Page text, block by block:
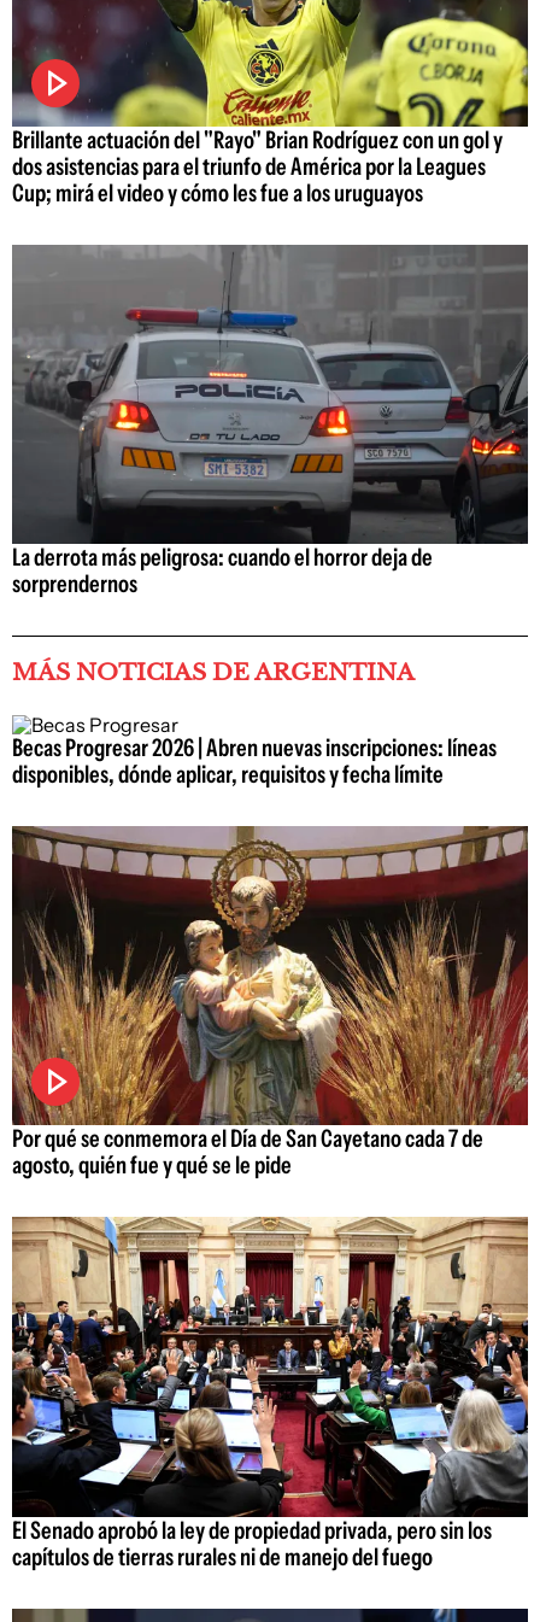
Brillante actuación del "Rayo" Brian Rodríguez con un gol y
dos asistencias para el triunfo de América por la Leagues
Cup; mirá el video y cómo les fue a los uruguayos
La derrota más peligrosa: cuando el horror deja de
sorprendernos
MÁS NOTICIAS DE ARGENTINA
Becas Progresar 2026 | Abren nuevas inscripciones: líneas
disponibles, dónde aplicar, requisitos y fecha límite
Por qué se conmemora el Día de San Cayetano cada 7 de
agosto, quién fue y qué se le pide
El Senado aprobó la ley de propiedad privada, pero sin los
capítulos de tierras rurales ni de manejo del fuego